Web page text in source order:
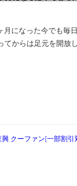
月になった今でも毎
てからは足元を開放
クーファン[一部割引